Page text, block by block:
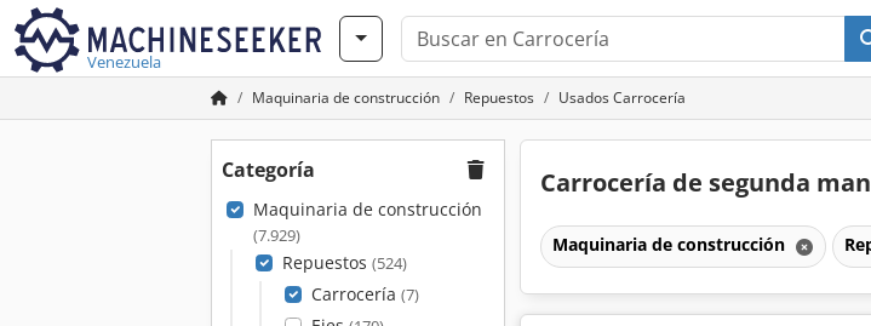
Venezuela
Maquinaria de construcción Repuestos Usados Carrocería
Categoría
Maquinaria de construcción
(7.929)
Repuestos (524)
Carrocería (7)
Carrocería de segunda
Maquinaria de construcción